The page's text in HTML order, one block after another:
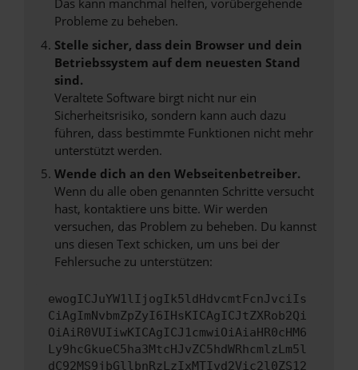
Das kann manchmal helfen, vorübergehende
Probleme zu beheben.
Stelle sicher, dass dein Browser und dein
Betriebssystem auf dem neuesten Stand
sind.
Veraltete Software birgt nicht nur ein
Sicherheitsrisiko, sondern kann auch dazu
führen, dass bestimmte Funktionen nicht mehr
unterstützt werden.
Wende dich an den Webseitenbetreiber.
Wenn du alle oben genannten Schritte versucht
hast, kontaktiere uns bitte. Wir werden
versuchen, das Problem zu beheben. Du kannst
uns diesen Text schicken, um uns bei der
Fehlersuche zu unterstützen:
ewogICJuYW1lIjogIk5ldHdvcmtFcnJvciIs
CiAgImNvbmZpZyI6IHsKICAgICJtZXRob2Qi
OiAiR0VUIiwKICAgICJ1cmwiOiAiaHR0cHM6
Ly9hcGkueC5ha3MtcHJvZC5hdWRhcmlzLm5l
dC92MS9jbGllbnRzLzIxMTIvd2Vic2l0ZS12